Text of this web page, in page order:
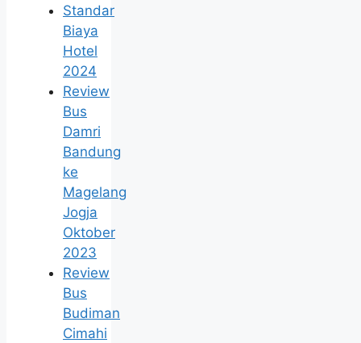
Standar
Biaya
Hotel
2024
Review
Bus
Damri
Bandung
ke
Magelang
Jogja
Oktober
2023
Review
Bus
Budiman
Cimahi